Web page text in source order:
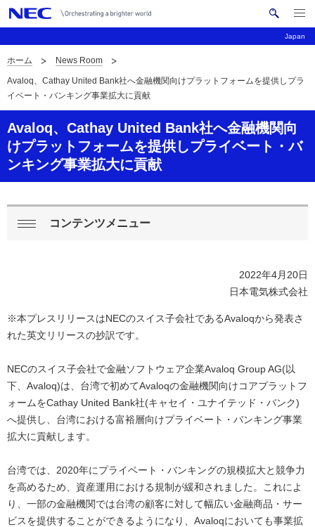
Japan
イ
検
メ
ニ
ュ
く
ナ
ビ
ゲ
ー
シ
サ
イ
内
の
在
ホーム News Room
Avaloq、Cathay United Bank社へ金融機関向けプラットフォームを提供しプラ
イベート・バンキング事業拡大に貢献
Avaloq、Cathay United Bank社へ金融機関向
けプラットフォームを提供しプライベート・バ
ンキング事業拡大に貢献
ロ
ナ
ゲ
ー
シ
ョ
ン
コンテンツメニュー
2022年4月20日
日本電気株式会社
※本プレスリリースはNECのスイス子会社であるAvaloqから発表さ
れた英文リリースの抄訳です。
NECのスイス子会社で金融ソフトウェア企業Avaloq Group AG(以
下、Avaloq)は、台湾で初めてAvaloqの金融機関向けコアプラットフ
ォームをCathay United Bank社(キャセイ・ユナイテッド・バンク)
へ提供し、台湾における富裕層向けプライベート・バンキング事業
拡大に貢献します。
台湾では、2020年にプライベート・バンキングの規模拡大と競争力
を高めるため、資産運用における規制が緩和されました。これによ
り、一部の金融機関では台湾の顧客に対して幅広い金融商品・サー
ビスを提供することができるようになり、Avaloqにおいても事業拡